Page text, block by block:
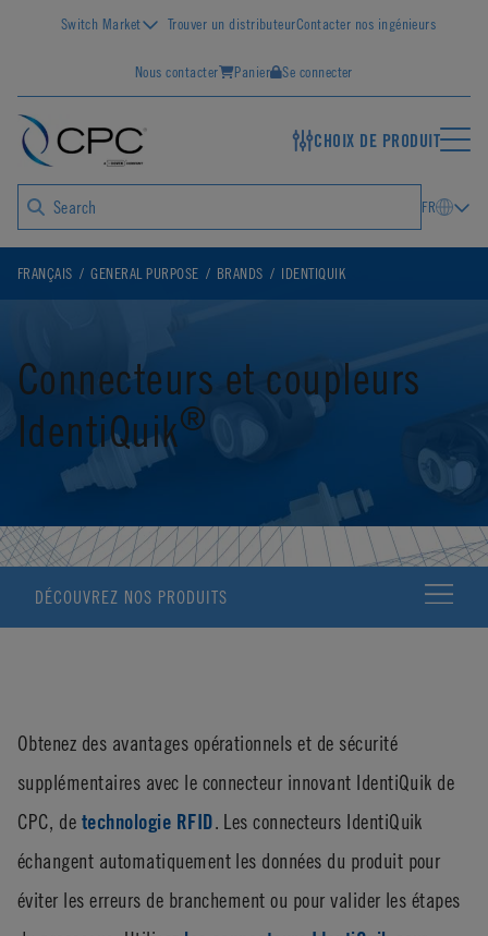
Switch Market Trouver un distributeurContacter nos ingénieurs
Nous contacter Panier Se connecter
CHOIX DE PRODUIT
FR
FRANÇAIS GENERAL PURPOSE BRANDS IDENTIQUIK
Connecteurs et coupleurs
IdentiQuik®
DÉCOUVREZ NOS PRODUITS
Obtenez des avantages opérationnels et de sécurité
supplémentaires avec le connecteur innovant IdentiQuik de
CPC, de technologie RFID. Les connecteurs IdentiQuik
échangent automatiquement les données du produit pour
éviter les erreurs de branchement ou pour valider les étapes